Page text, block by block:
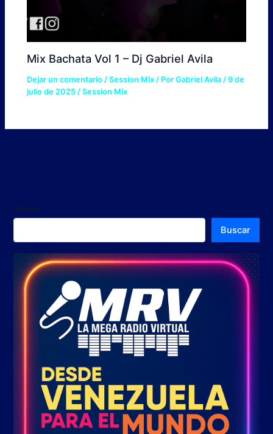
Mix Bachata Vol 1 – Dj Gabriel Avila
Dejar un comentario /Session Mix / PorGabriel Avila/9 de
julio de 2025/Session Mix
Buscar
Buscar